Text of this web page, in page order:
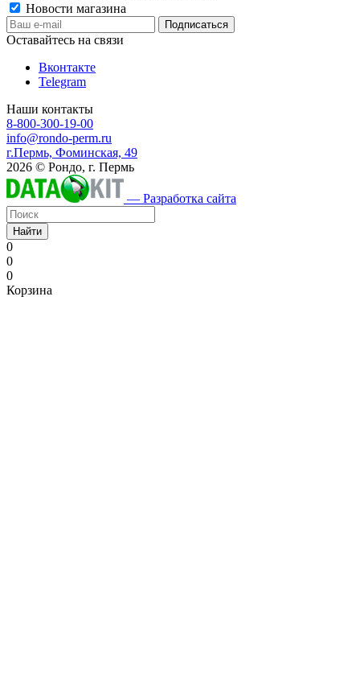
Новости магазина
Оставайтесь на связи
Вконтакте
Telegram
Наши контакты
8-800-300-19-00
info@rondo-perm.ru
г.Пермь, Фоминская, 49
2026 © Рондо, г. Пермь
— Разработка сайта
Найти
0
0
0
Корзина